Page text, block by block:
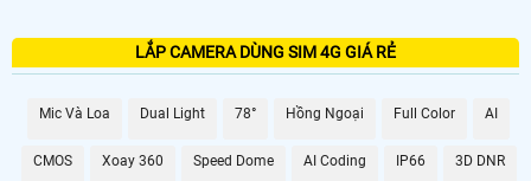
Nét độc đáo hơn của sản phẩm với khả năng tải dữ liệu qua sim 4G bạn có thể
lưu trữ và sao lưu video một cách dễ dàng.
minh, giúp bạn nhận biết và phát hiện sự can thiệp vào không gian giám sát.
mọi chi tiết một cách rõ ràng. Với kết nối ổn định và tin cậy, Camera Dùng Sim
4G sẽ là trợ thủ đắc lực trong việc bảo vệ và theo dõi an ninh tại các vị trí không
LẮP CAMERA DÙNG SIM 4G GIÁ RẺ
Mic Và Loa Dual Light 78° Hồng Ngoại Full Color AI
CMOS Xoay 360 Speed Dome AI Coding IP66 3D DNR